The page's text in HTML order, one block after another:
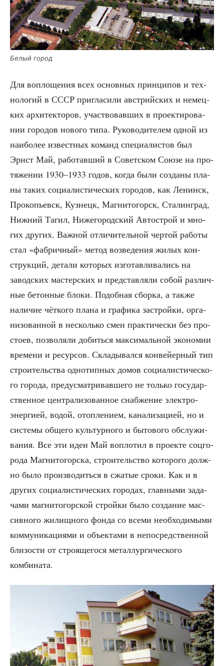
Белый город
Для вопло­ще­ния всех основ­ных прин­ци­пов и тех­
но­ло­гий в СССР при­гла­си­ли австрий­ских и немец­
ких архи­тек­то­ров, участ­во­вав­ших в про­ек­ти­ро­ва­
нии горо­дов ново­го типа. Руко­во­ди­те­лем одной из
наи­бо­лее извест­ных команд спе­ци­а­ли­стов был
Эрнст Май, рабо­тав­ший в Совет­ском Сою­зе на про­
тя­же­нии 1930–1933 годов, когда были созда­ны пла­
ны таких соци­а­ли­сти­че­ских горо­дов, как Ленинск,
Про­ко­пьевск, Куз­нецк, Маг­ни­то­горск, Ста­лин­град,
Ниж­ний Тагил, Ниже­го­род­ский Авто­строй и мно­
гих дру­гих. Важ­ной отли­чи­тель­ной чер­той рабо­ты
стал «фаб­рич­ный» метод воз­ве­де­ния жилых кон­
струк­ций, дета­ли кото­рых изго­тав­ли­ва­лись на
завод­ских мастер­ских и пред­став­ля­ли собой раз­лич­
ные бетон­ные бло­ки. Подоб­ная сбор­ка, а так­же
нали­чие чёт­ко­го пла­на и гра­фи­ка застрой­ки, орга­
ни­зо­ван­ной в несколь­ко смен прак­ти­че­ски без про­
сто­ев, поз­во­ля­ли добить­ся мак­си­маль­ной эко­но­мии
вре­ме­ни и ресур­сов. Скла­ды­вал­ся кон­вей­ер­ный тип
стро­и­тель­ства одно­тип­ных домов соци­а­ли­сти­че­ско­
го горо­да, преду­смат­ри­вав­ше­го не толь­ко госу­дар­
ствен­ное цен­тра­ли­зо­ван­ное снаб­же­ние элек­тро­
энер­ги­ей, водой, отоп­ле­ни­ем, кана­ли­за­ци­ей, но и
систе­мы обще­го куль­тур­но­го и быто­во­го обслу­жи­
ва­ния. Все эти идеи Май вопло­тил в про­ек­те соц­го­
ро­да Маг­ни­то­гор­ска, стро­и­тель­ство кото­ро­го долж­
но было про­из­во­дить­ся в сжа­тые сро­ки. Как и в
дру­гих соци­а­ли­сти­че­ских горо­дах, глав­ны­ми зада­
ча­ми маг­ни­то­гор­ской строй­ки было созда­ние мас­
сив­но­го жилищ­но­го фон­да со все­ми необ­хо­ди­мы­ми
ком­му­ни­ка­ци­я­ми и объ­ек­та­ми в непо­сред­ствен­ной
бли­зо­сти от стро­я­ще­го­ся метал­лур­ги­че­ско­го
комбината.